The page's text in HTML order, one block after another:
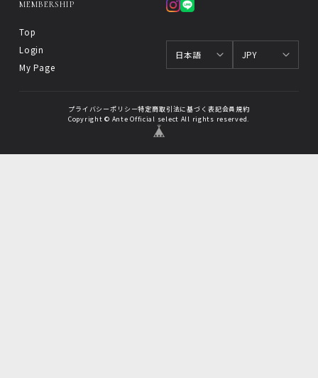
MEMBERSHIP
Top
Login
My Page
プライバシーポリシー特定商取引法に基づく表記会員規約
Copyright © Ante Official select All rights reserved.